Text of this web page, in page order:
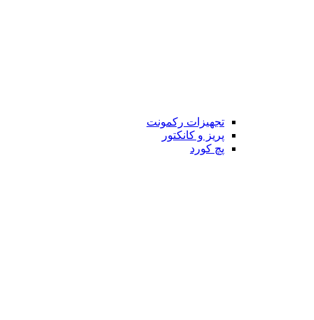
تجهیزات رکمونت
پریز و کانکتور
پچ کورد